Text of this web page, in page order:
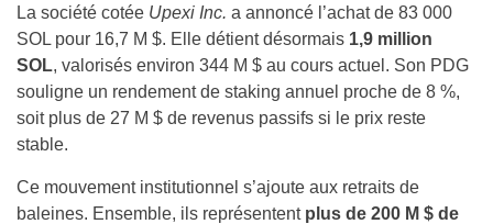
La société cotée Upexi Inc. a annoncé l’achat de 83 000
SOL pour 16,7 M $. Elle détient désormais 1,9 million
SOL, valorisés environ 344 M $ au cours actuel. Son PDG
souligne un rendement de staking annuel proche de 8 %,
soit plus de 27 M $ de revenus passifs si le prix reste
stable.
Ce mouvement institutionnel s’ajoute aux retraits de
baleines. Ensemble, ils représentent plus de 200 M $ de